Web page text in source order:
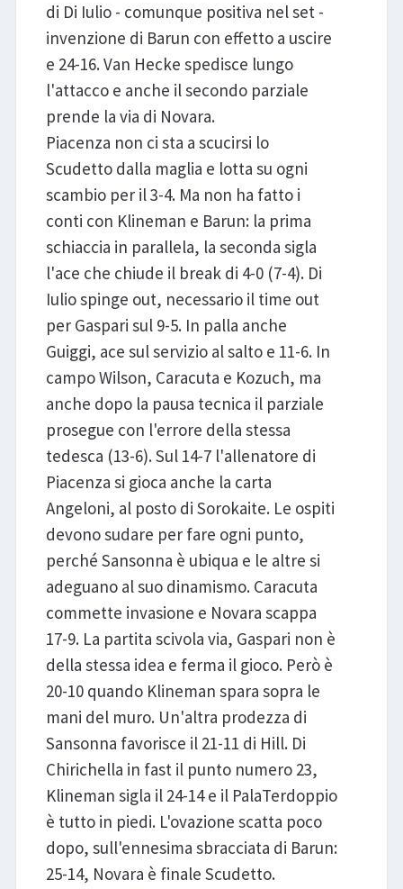
di Di Iulio - comunque positiva nel set -
invenzione di Barun con effetto a uscire
e 24-16. Van Hecke spedisce lungo
l'attacco e anche il secondo parziale
prende la via di Novara.
Piacenza non ci sta a scucirsi lo
Scudetto dalla maglia e lotta su ogni
scambio per il 3-4. Ma non ha fatto i
conti con Klineman e Barun: la prima
schiaccia in parallela, la seconda sigla
l'ace che chiude il break di 4-0 (7-4). Di
Iulio spinge out, necessario il time out
per Gaspari sul 9-5. In palla anche
Guiggi, ace sul servizio al salto e 11-6. In
campo Wilson, Caracuta e Kozuch, ma
anche dopo la pausa tecnica il parziale
prosegue con l'errore della stessa
tedesca (13-6). Sul 14-7 l'allenatore di
Piacenza si gioca anche la carta
Angeloni, al posto di Sorokaite. Le ospiti
devono sudare per fare ogni punto,
perché Sansonna è ubiqua e le altre si
adeguano al suo dinamismo. Caracuta
commette invasione e Novara scappa
17-9. La partita scivola via, Gaspari non è
della stessa idea e ferma il gioco. Però è
20-10 quando Klineman spara sopra le
mani del muro. Un'altra prodezza di
Sansonna favorisce il 21-11 di Hill. Di
Chirichella in fast il punto numero 23,
Klineman sigla il 24-14 e il PalaTerdoppio
è tutto in piedi. L'ovazione scatta poco
dopo, sull'ennesima sbracciata di Barun:
25-14, Novara è finale Scudetto.